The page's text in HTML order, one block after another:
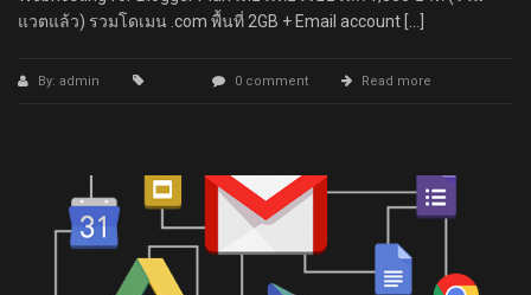
แวตแล้ว) รวมโดเมน .com พื้นที่ 2GB + Email account […]
By: admin 0 comment Read more